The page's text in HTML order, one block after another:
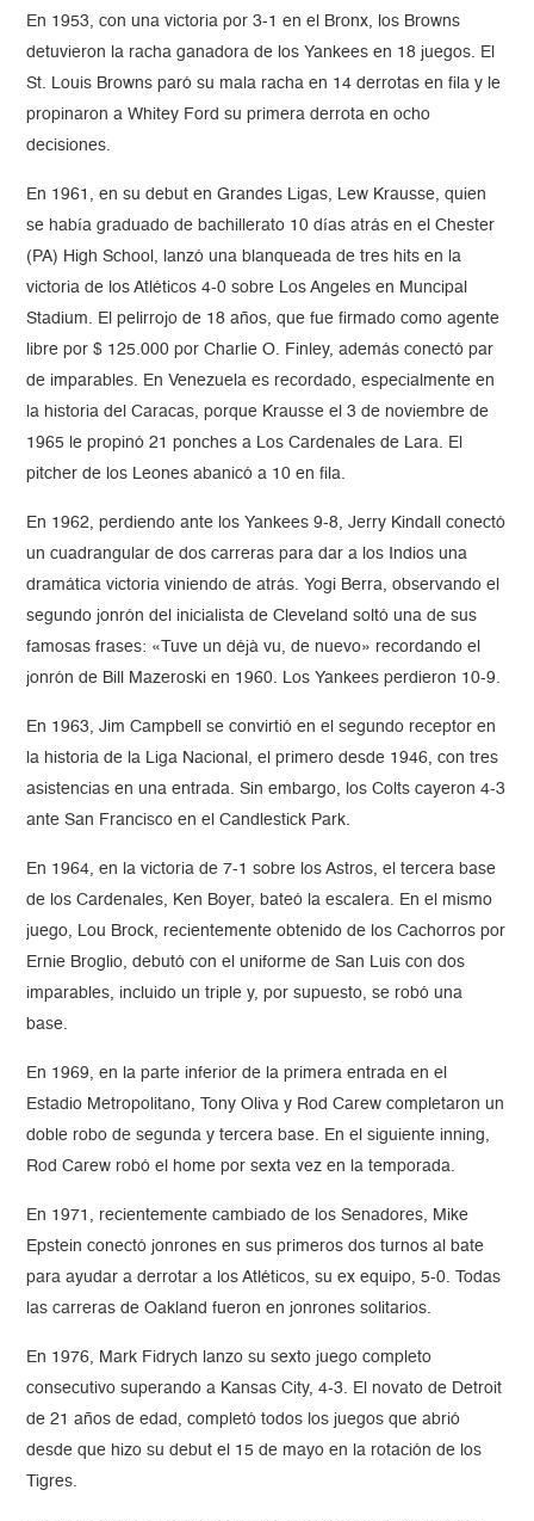
En 1953, con una victoria por 3-1 en el Bronx, los Browns
detuvieron la racha ganadora de los Yankees en 18 juegos. El
St. Louis Browns paró su mala racha en 14 derrotas en fila y le
propinaron a Whitey Ford su primera derrota en ocho
decisiones.
En 1961, en su debut en Grandes Ligas, Lew Krausse, quien
se había graduado de bachillerato 10 días atrás en el Chester
(PA) High School, lanzó una blanqueada de tres hits en la
victoria de los Atléticos 4-0 sobre Los Angeles en Muncipal
Stadium. El pelirrojo de 18 años, que fue firmado como agente
libre por $ 125.000 por Charlie O. Finley, además conectó par
de imparables. En Venezuela es recordado, especialmente en
la historia del Caracas, porque Krausse el 3 de noviembre de
1965 le propinó 21 ponches a Los Cardenales de Lara. El
pitcher de los Leones abanicó a 10 en fila.
En 1962, perdiendo ante los Yankees 9-8, Jerry Kindall conectó
un cuadrangular de dos carreras para dar a los Indios una
dramática victoria viniendo de atrás. Yogi Berra, observando el
segundo jonrón del inicialista de Cleveland soltó una de sus
famosas frases: «Tuve un déjà vu, de nuevo» recordando el
jonrón de Bill Mazeroski en 1960. Los Yankees perdieron 10-9.
En 1963, Jim Campbell se convirtió en el segundo receptor en
la historia de la Liga Nacional, el primero desde 1946, con tres
asistencias en una entrada. Sin embargo, los Colts cayeron 4-3
ante San Francisco en el Candlestick Park.
En 1964, en la victoria de 7-1 sobre los Astros, el tercera base
de los Cardenales, Ken Boyer, bateó la escalera. En el mismo
juego, Lou Brock, recientemente obtenido de los Cachorros por
Ernie Broglio, debutó con el uniforme de San Luis con dos
imparables, incluido un triple y, por supuesto, se robó una
base.
En 1969, en la parte inferior de la primera entrada en el
Estadio Metropolitano, Tony Oliva y Rod Carew completaron un
doble robo de segunda y tercera base. En el siguiente inning,
Rod Carew robó el home por sexta vez en la temporada.
En 1971, recientemente cambiado de los Senadores, Mike
Epstein conectó jonrones en sus primeros dos turnos al bate
para ayudar a derrotar a los Atléticos, su ex equipo, 5-0. Todas
las carreras de Oakland fueron en jonrones solitarios.
En 1976, Mark Fidrych lanzo su sexto juego completo
consecutivo superando a Kansas City, 4-3. El novato de Detroit
de 21 años de edad, completó todos los juegos que abrió
desde que hizo su debut el 15 de mayo en la rotación de los
Tigres.